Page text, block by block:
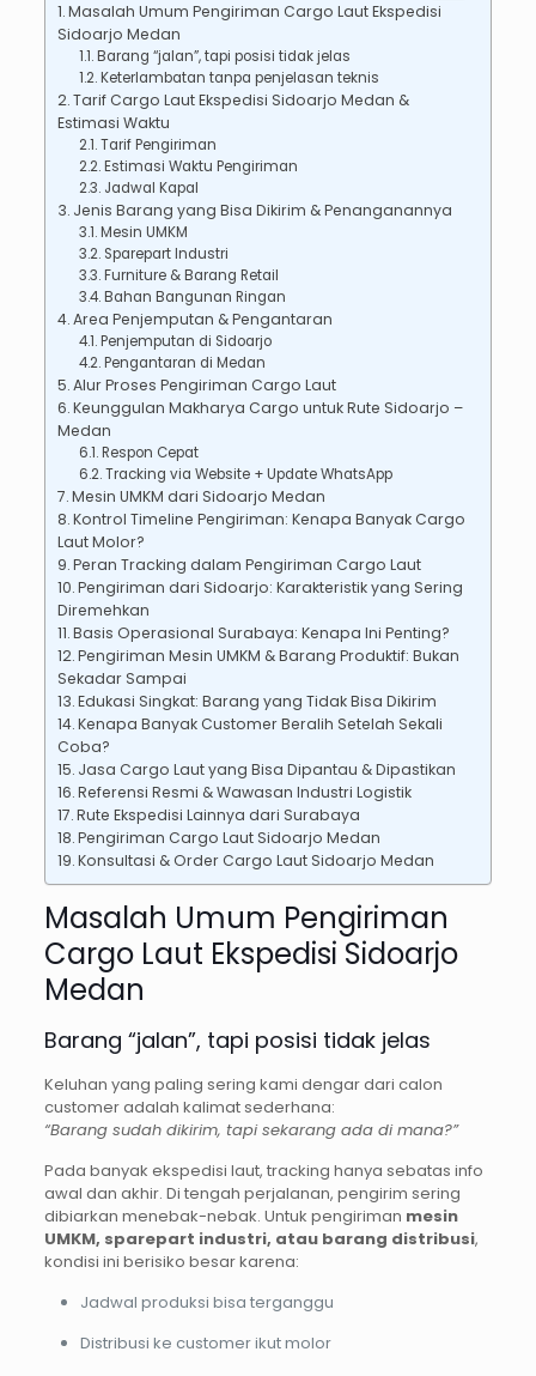
Masalah Umum Pengiriman Cargo Laut Ekspedisi
Sidoarjo Medan
Barang “jalan”, tapi posisi tidak jelas
Keterlambatan tanpa penjelasan teknis
Tarif Cargo Laut Ekspedisi Sidoarjo Medan &
Estimasi Waktu
Tarif Pengiriman
Estimasi Waktu Pengiriman
Jadwal Kapal
Jenis Barang yang Bisa Dikirim & Penanganannya
Mesin UMKM
Sparepart Industri
Furniture & Barang Retail
Bahan Bangunan Ringan
Area Penjemputan & Pengantaran
Penjemputan di Sidoarjo
Pengantaran di Medan
Alur Proses Pengiriman Cargo Laut
Keunggulan Makharya Cargo untuk Rute Sidoarjo –
Medan
Respon Cepat
Tracking via Website + Update WhatsApp
Mesin UMKM dari Sidoarjo Medan
Kontrol Timeline Pengiriman: Kenapa Banyak Cargo
Laut Molor?
Peran Tracking dalam Pengiriman Cargo Laut
Pengiriman dari Sidoarjo: Karakteristik yang Sering
Diremehkan
Basis Operasional Surabaya: Kenapa Ini Penting?
Pengiriman Mesin UMKM & Barang Produktif: Bukan
Sekadar Sampai
Edukasi Singkat: Barang yang Tidak Bisa Dikirim
Kenapa Banyak Customer Beralih Setelah Sekali
Coba?
Jasa Cargo Laut yang Bisa Dipantau & Dipastikan
Referensi Resmi & Wawasan Industri Logistik
Rute Ekspedisi Lainnya dari Surabaya
Pengiriman Cargo Laut Sidoarjo Medan
Konsultasi & Order Cargo Laut Sidoarjo Medan
Masalah Umum Pengiriman
Cargo Laut Ekspedisi Sidoarjo
Medan
Barang “jalan”, tapi posisi tidak jelas
Keluhan yang paling sering kami dengar dari calon
customer adalah kalimat sederhana:
“Barang sudah dikirim, tapi sekarang ada di mana?”
Pada banyak ekspedisi laut, tracking hanya sebatas info
awal dan akhir. Di tengah perjalanan, pengirim sering
dibiarkan menebak-nebak. Untuk pengiriman mesin
UMKM, sparepart industri, atau barang distribusi,
kondisi ini berisiko besar karena:
Jadwal produksi bisa terganggu
Distribusi ke customer ikut molor